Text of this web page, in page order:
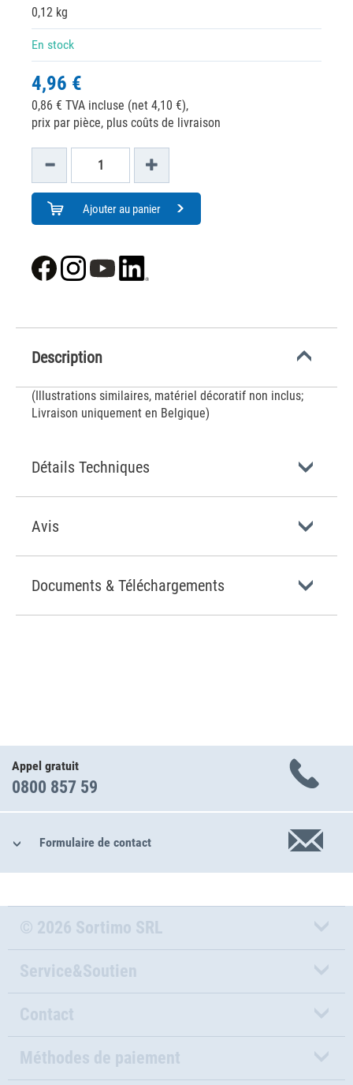
0,12 kg
En stock
4,96 €
0,86 € TVA incluse (net 4,10 €),
prix par pièce, plus coûts de livraison
Ajouter au panier
Description
(Illustrations similaires, matériel décoratif non inclus;
Livraison uniquement en Belgique)
Détails Techniques
Avis
Documents & Téléchargements
Appel gratuit
0800 857 59
Formulaire de contact
© 2026 Sortimo SRL
Service&Soutien
Contact
Méthodes de paiement